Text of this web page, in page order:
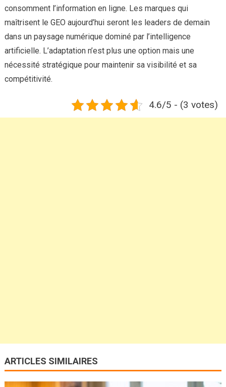
consomment l’information en ligne. Les marques qui
maîtrisent le GEO aujourd’hui seront les leaders de demain
dans un paysage numérique dominé par l’intelligence
artificielle. L’adaptation n’est plus une option mais une
nécessité stratégique pour maintenir sa visibilité et sa
compétitivité.
4.6/5 - (3 votes)
ARTICLES SIMILAIRES